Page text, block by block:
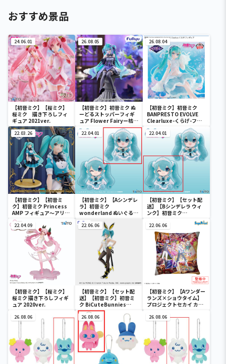
おすすめ景品
24.06.01
【初音ミク】【桜ミク】
桜ミク 描き下ろしフィ
ギュア 2021ver.
26.08.05
【初音ミク】初音ミク ぬ
ーどるストッパーフィギ
ュア Flower Fairyー桔梗
ー
26.08.04
【初音ミク】初音ミク
BANPRESTO EVOLVE
Clearluxe-くらげ-フィ
ギュア
22.03.26
【初音ミク】【初音ミ
ク】初音ミク Princess
AMP フィギュア～アリス
ver.～
22.04.01
【初音ミク】【Aシンデレ
ラ】初音ミク
wonderland ぬいぐるみ
22.04.01
【初音ミク】【セット配
送】【Bシンデレラ ウィ
ンク】初音ミク
wonderland ぬいぐるみ
vol.4
22.04.09
【初音ミク】【桜ミク】
桜ミク 描き下ろしフィギ
ュア 2020ver.
22.06.06
【初音ミク】【セット配
送】【初音ミク】初音ミ
ク BiCuteBunnies
Figure－ストリートver.
－
22.06.06
【初音ミク】【Aワンダー
ランズ×ショウタイム】
プロジェクトセカイ カラ
音ミク クッションVol.2
26.08.06 26.08.06 26.08.06